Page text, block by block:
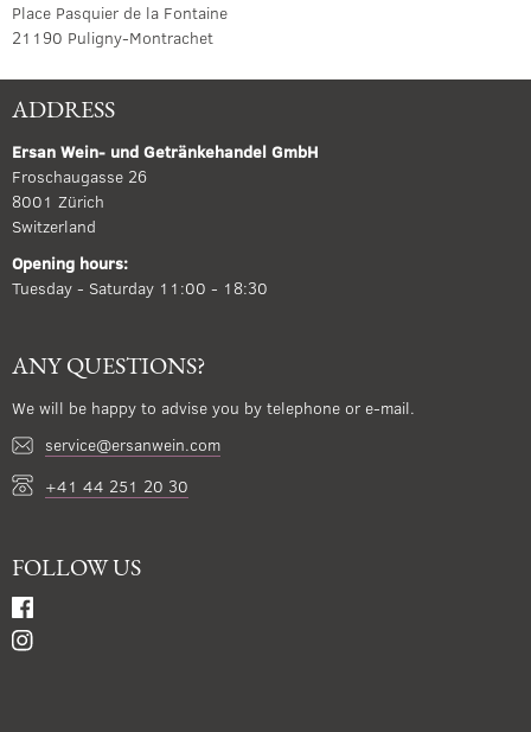
Place Pasquier de la Fontaine
21190 Puligny-Montrachet
ADDRESS
Ersan Wein- und Getränkehandel GmbH
Froschaugasse 26
8001 Zürich
Switzerland
Opening hours:
Tuesday - Saturday 11:00 - 18:30
ANY QUESTIONS?
We will be happy to advise you by telephone or e-mail.
service@ersanwein.com
+41 44 251 20 30
FOLLOW US